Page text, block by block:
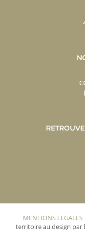
MENTIONS LEGALES
territoire au design par